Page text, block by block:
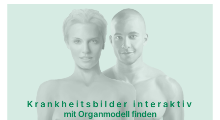
Krankheitsbilder interaktiv
mit Organmodell finden